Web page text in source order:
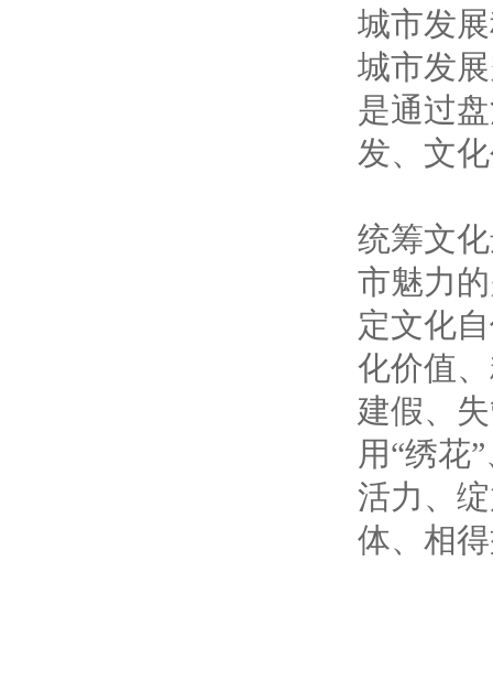
城市发
城市发
是通过
发、文
统筹文
市魅力
定文化
化价值
建假、
用“绣花
活力、
体、相